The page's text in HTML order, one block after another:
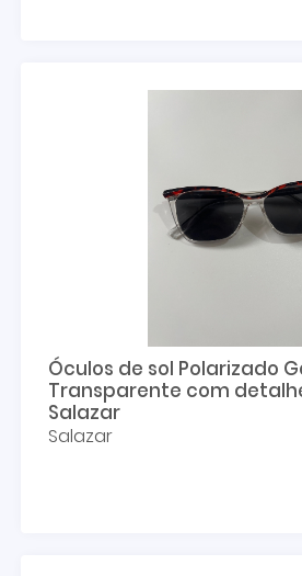
Óculos de sol Polarizado
Transparente com
Salazar
Salazar